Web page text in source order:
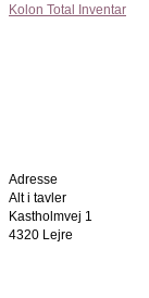
Kolon Total Inventar
Adresse
Alt i tavler
Kastholmvej 1
4320 Lejre